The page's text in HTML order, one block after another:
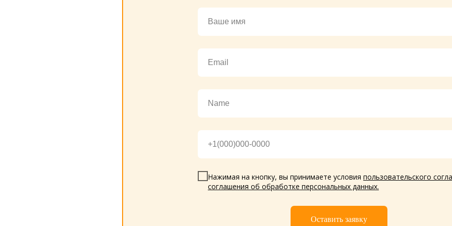
Нажимая на кнопку, вы принимаете условия пользовательского
соглашения об обработке персональных данных.
Оставить заявку